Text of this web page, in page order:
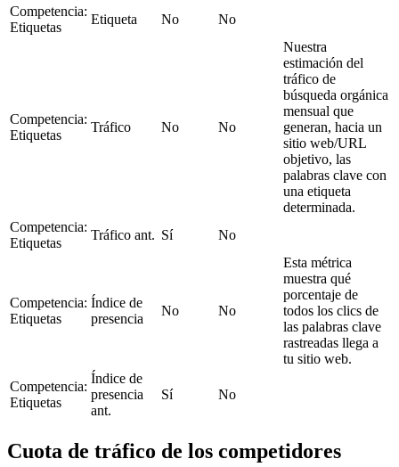
Competencia:
Etiquetas
Etiqueta No No
Competencia:
Etiquetas
Tráfico No No
Nuestra
estimación del
tráfico de
búsqueda orgánica
mensual que
generan, hacia un
sitio web/URL
objetivo, las
palabras clave con
una etiqueta
determinada.
Competencia:
Etiquetas
Tráfico ant. Sí No
Competencia:
Etiquetas
Índice de
presencia
No No
Esta métrica
muestra qué
porcentaje de
todos los clics de
las palabras clave
rastreadas llega a
tu sitio web.
Competencia:
Etiquetas
Índice de
presencia
ant.
Sí No
Cuota de tráfico de los competidores